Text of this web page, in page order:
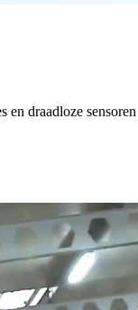
draadloze